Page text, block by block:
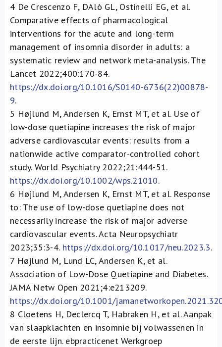
4 De Crescenzo F, DAlò GL, Ostinelli EG, et al.
Comparative effects of pharmacological
interventions for the acute and long-term
management of insomnia disorder in adults: a
systematic review and network meta-analysis. The
Lancet 2022;400:170-84.
https://dx.doi.org/10.1016/S0140-6736(22)00878-
9.
5 Højlund M, Andersen K, Ernst MT, et al. Use of
low-dose quetiapine increases the risk of major
adverse cardiovascular events: results from a
nationwide active comparator-controlled cohort
study. World Psychiatry 2022;21:444-51.
https://dx.doi.org/10.1002/wps.21010.
6 Højlund M, Andersen K, Ernst MT, et al. Response
to: The use of low-dose quetiapine does not
necessarily increase the risk of major adverse
cardiovascular events. Acta Neuropsychiatr
2023;35:3-4. https://dx.doi.org/10.1017/neu.2023.3.
7 Højlund M, Lund LC, Andersen K, et al.
Association of Low-Dose Quetiapine and Diabetes.
JAMA Netw Open 2021;4:e213209.
https://dx.doi.org/10.1001/
8 Cloetens H, Declercq T, Habraken H, et al. Aanpak
van slaapklachten en insomnie bij volwassenen in
de eerste lijn. ebpracticenet Werkgroep